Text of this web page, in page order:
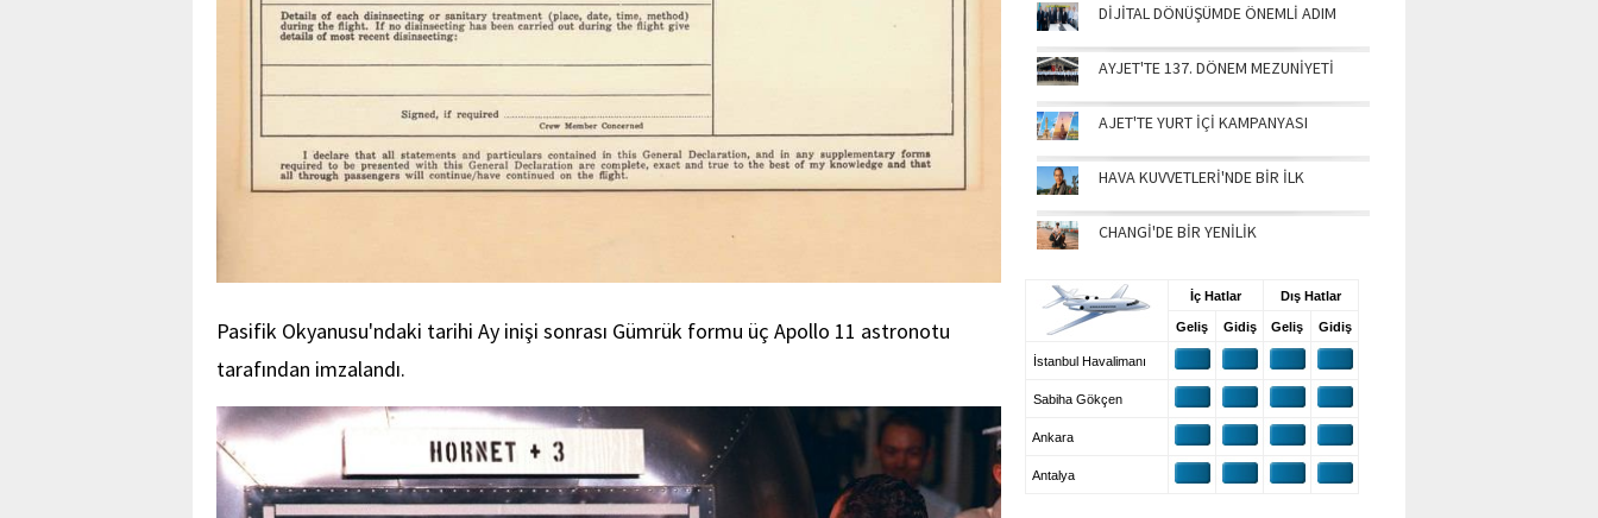
Pasifik Okyanusu'ndaki tarihi Ay inişi sonrası Gümrük formu üç Apollo 11 astronotu
tarafından imzalandı.
DİJİTAL DÖNÜŞÜMDE ÖNEMLİ ADIM
AYJET'TE 137. DÖNEM MEZUNİYETİ
AJET'TE YURT İÇİ KAMPANYASI
HAVA KUVVETLERİ'NDE BİR İLK
CHANGİ'DE BİR YENİLİK
İç Hatlar Dış Hatlar
Geliş Gidiş Geliş Gidiş
İstanbul Havalimanı
Sabiha Gökçen
Ankara
Antalya